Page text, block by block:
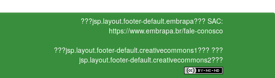
???jsp.layout.footer-default.embrapa??? SAC:
https://www.embrapa.br/fale-conosco
???jsp.layout.footer-default.creativecommons1??? ???
jsp.layout.footer-default.creativecommons2???